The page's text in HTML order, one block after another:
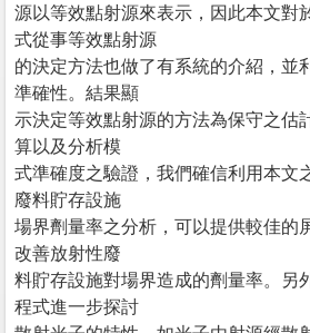
源以等效點射源來表示，因此本文對
式從事等效點射源
的決定方法也做了有系統的介紹，並
準確性。結果顯
示決定等效點射源的方法為保守之估
算以及分析模
式準確度之驗證，我們確信利用本文
廢料貯存設施
場界劑量率之分析，可以提供較佳的
改善放射性廢
料貯存設施對場界造成的劑量率。另
程式進一步探討